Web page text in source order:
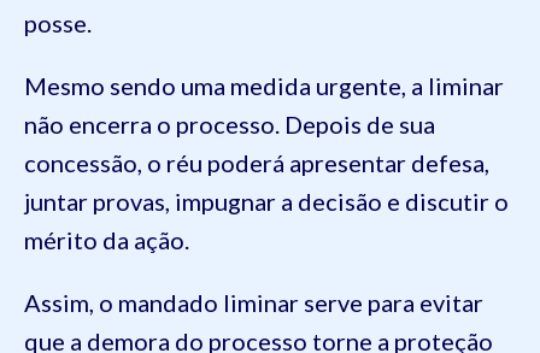
posse.
Mesmo sendo uma medida urgente, a liminar
não encerra o processo. Depois de sua
concessão, o réu poderá apresentar defesa,
juntar provas, impugnar a decisão e discutir o
mérito da ação.
Assim, o mandado liminar serve para evitar
que a demora do processo torne a proteção